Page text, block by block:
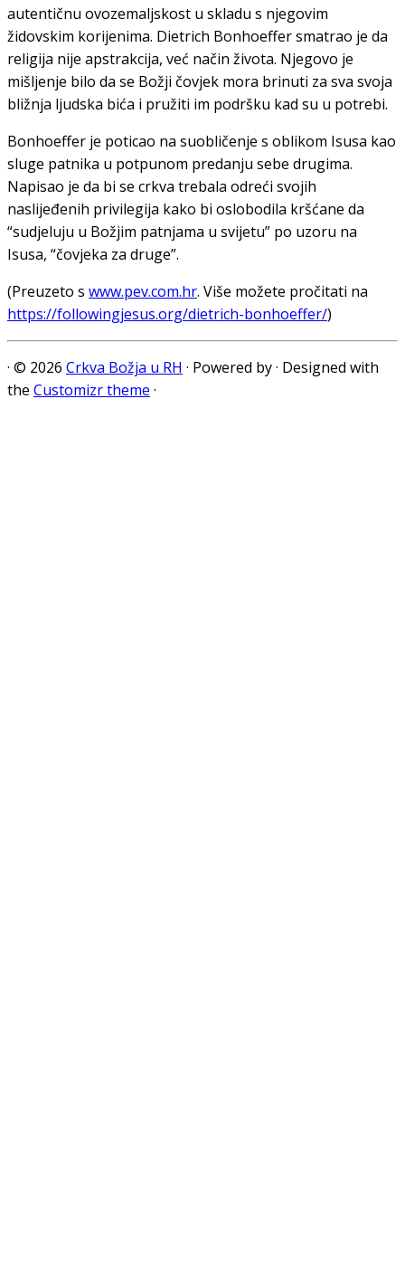
autentičnu ovozemaljskost u skladu s njegovim
židovskim korijenima. Dietrich Bonhoeffer smatrao je da
religija nije apstrakcija, već način života. Njegovo je
mišljenje bilo da se Božji čovjek mora brinuti za sva svoja
bližnja ljudska bića i pružiti im podršku kad su u potrebi.
Bonhoeffer je poticao na suobličenje s oblikom Isusa kao
sluge patnika u potpunom predanju sebe drugima.
Napisao je da bi se crkva trebala odreći svojih
naslijeđenih privilegija kako bi oslobodila kršćane da
“sudjeluju u Božjim patnjama u svijetu” po uzoru na
Isusa, “čovjeka za druge”.
(Preuzeto s www.pev.com.hr. Više možete pročitati na
https://followingjesus.org/dietrich-bonhoeffer/)
· © 2026 Crkva Božja u RH · Powered by· Designed with
the Customizr theme ·